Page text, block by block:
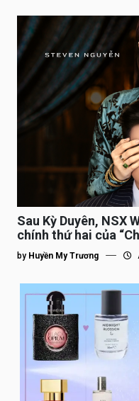
Sau Kỳ Duyên, NSX
chính thứ hai của
by Huyền My Trương